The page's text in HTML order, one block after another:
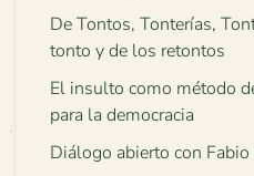
De Tontos, Tonterías,
tonto y de los retontos
El insulto como método
para la democracia
Diálogo abierto con Fabio